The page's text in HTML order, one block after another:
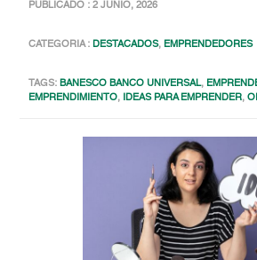
PUBLICADO : 2 JUNIO, 2026
CATEGORIA :DESTACADOS, EMPRENDEDORES
TAGS:BANESCO BANCO UNIVERSAL,
EMPRENDIMIENTO, IDEAS PARA EMPRENDER,